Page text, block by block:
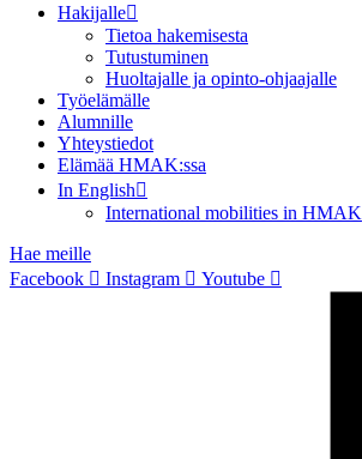
Hakijalle
Tietoa hakemisesta
Tutustuminen
Huoltajalle ja opinto-ohjaajalle
Työelämälle
Alumnille
Yhteystiedot
Elämää HMAK:ssa
In English
International mobilities in HMAK
Hae meille
Facebook
Instagram Youtube